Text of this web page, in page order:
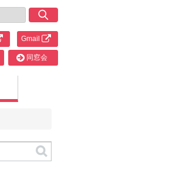
同窓会
Gmail